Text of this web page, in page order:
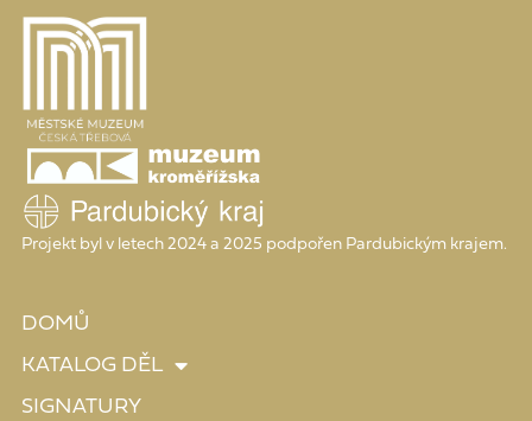
Projekt byl v letech 2024 a 2025 podpořen Pardubickým krajem.
DOMŮ
KATALOG DĚL
SIGNATURY